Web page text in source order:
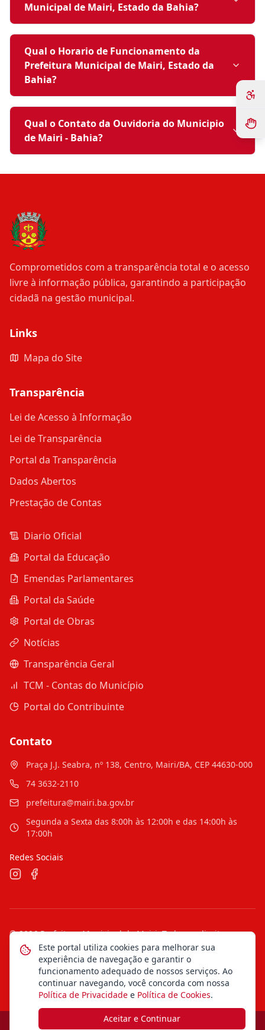
Municipal de Mairi, Estado da Bahia?
Qual o Horario de Funcionamento da
Prefeitura Municipal de Mairi, Estado da
Bahia?
Qual o Contato da Ouvidoria do Municipio
de Mairi - Bahia?
Comprometidos com a transparência total e o acesso
livre à informação pública, garantindo a participação
cidadã na gestão municipal.
Links
Mapa do Site
Transparência
Lei de Acesso à Informação
Lei de Transparência
Portal da Transparência
Dados Abertos
Prestação de Contas
Diario Oficial
Portal da Educação
Emendas Parlamentares
Portal da Saúde
Portal de Obras
Notícias
Transparência Geral
TCM - Contas do Município
Portal do Contribuinte
Contato
Praça J.J. Seabra, nº 138, Centro, Mairi/BA, CEP 44630-000
74 3632-2110
prefeitura@mairi.ba.gov.br
Segunda a Sexta das 8:00h às 12:00h e das 14:00h às
17:00h
Redes Sociais
©2026 Prefeitura Municipal de Mairi. Todos os direitos
reservados.
Mapa do Site
Notícias Transparência
Este portal utiliza cookies para melhorar sua
experiência de navegação e garantir o
funcionamento adequado de nossos serviços. Ao
continuar navegando, você concorda com nossa
Política de Privacidade e Política de Cookies.
Aceitar e Continuar